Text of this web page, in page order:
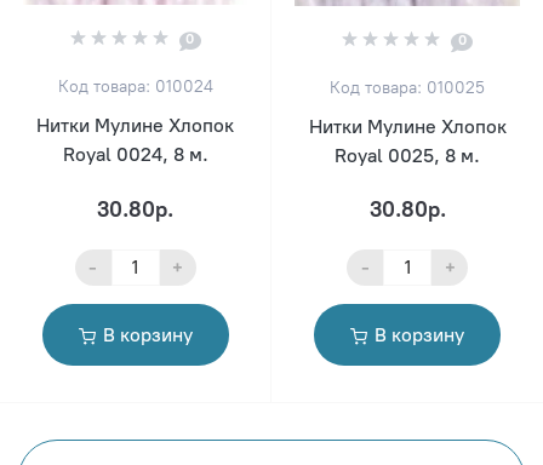
0
Код товара: 010024
Нитки Мулине Хлопок
Royal 0024, 8 м.
30.80р.
- +
В корзину
0
Код товара: 010025
Нитки Мулине Хлопок
Royal 0025, 8 м.
30.80р.
- +
В корзину